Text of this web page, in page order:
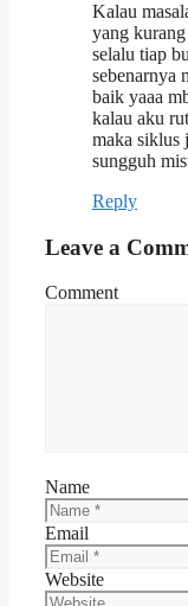
Kalau
yang
selalu tiap
sebenarnya
baik yaaa
kalau aku
maka siklus
sungguh
Reply
Leave a
Comment
Name
Email
Website